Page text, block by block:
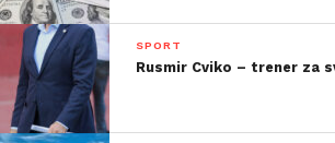
SPORT
Rusmir Cviko – trener za